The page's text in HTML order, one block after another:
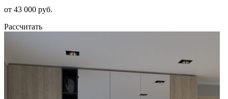
от 43 000 руб.
Рассчитать